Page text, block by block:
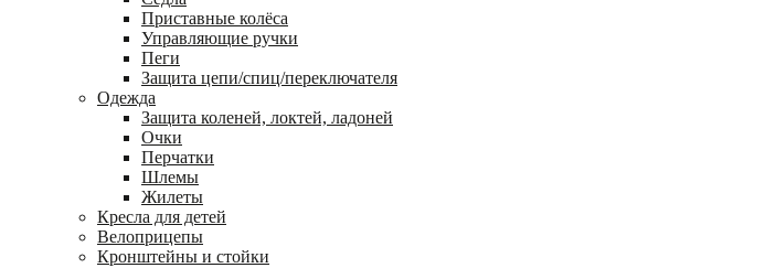
Приставные колёса
Управляющие ручки
Пеги
Защита цепи/спиц/переключателя
Одежда
Защита коленей, локтей, ладоней
Очки
Перчатки
Шлемы
Жилеты
Кресла для детей
Велоприцепы
Кронштейны и стойки